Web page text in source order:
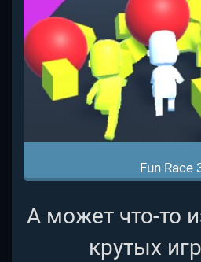
Fun Race
А может что-то
крутых